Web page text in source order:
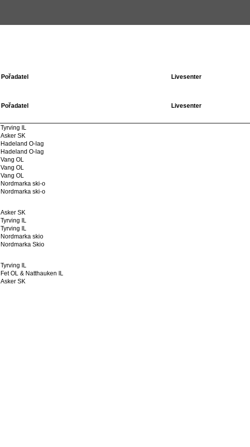
Pořadatel Livesenter
Pořadatel Livesenter
Tyrving IL
Asker SK
Hadeland O-lag
Hadeland O-lag
Vang OL
Vang OL
Vang OL
Nordmarka ski-o
Nordmarka ski-o
Asker SK
Tyrving IL
Tyrving IL
Nordmarka skio
Nordmarka Skio
Tyrving IL
Fet OL & Natthauken IL
Asker SK